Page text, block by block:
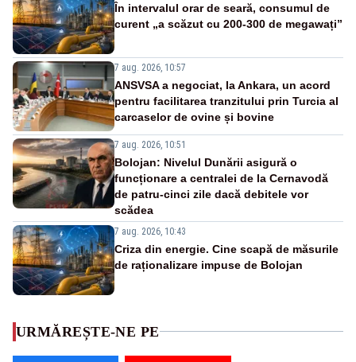
În intervalul orar de seară, consumul de
curent „a scăzut cu 200-300 de megawați”
7 aug. 2026, 10:57
ANSVSA a negociat, la Ankara, un acord
pentru facilitarea tranzitului prin Turcia al
carcaselor de ovine și bovine
7 aug. 2026, 10:51
Bolojan: Nivelul Dunării asigură o
funcționare a centralei de la Cernavodă
de patru-cinci zile dacă debitele vor
scădea
7 aug. 2026, 10:43
Criza din energie. Cine scapă de măsurile
de raționalizare impuse de Bolojan
URMĂREȘTE-NE PE